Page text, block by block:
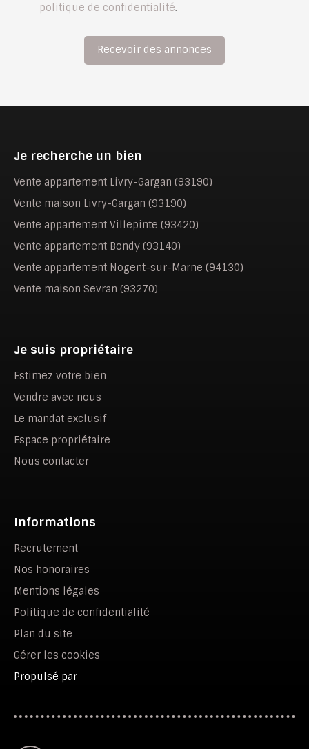
politique de confidentialité.
Recevoir des annonces
Je recherche un bien
Vente appartement Livry-Gargan (93190)
Vente maison Livry-Gargan (93190)
Vente appartement Villepinte (93420)
Vente appartement Bondy (93140)
Vente appartement Nogent-sur-Marne (94130)
Vente maison Sevran (93270)
Je suis propriétaire
Estimez votre bien
Vendre avec nous
Le mandat exclusif
Espace propriétaire
Nous contacter
Informations
Recrutement
Nos honoraires
Mentions légales
Politique de confidentialité
Plan du site
Gérer les cookies
Propulsé par